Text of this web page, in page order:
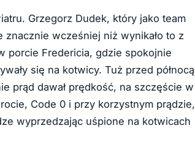
Grzegorz Dudek, który jako team
znacznie wcześniej niż wynikało to z
porcie Fredericia, gdzie spokojnie
się na kotwicy. Tuż przed północą
prąd dawał prędkość, na szczęście w
Code 0 i przy korzystnym prądzie,
wyprzedzając uśpione na kotwicach